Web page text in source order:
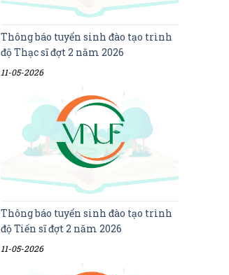
Thông báo tuyển sinh đào tạo trình
độ Thạc sĩ đợt 2 năm 2026
11-05-2026
Thông báo tuyển sinh đào tạo trình
độ Tiến sĩ đợt 2 năm 2026
11-05-2026